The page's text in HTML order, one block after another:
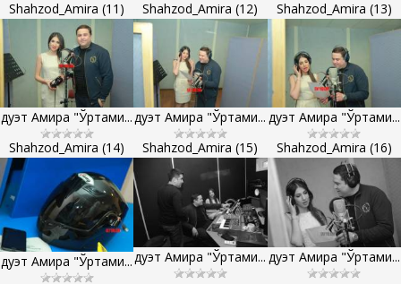
Shahzod_Amira (11)
дуэт Амира "Ўртами...
Shahzod_Amira (12)
дуэт Амира "Ўртами...
Shahzod_Amira (13)
дуэт Амира "Ўртами...
Shahzod_Amira (14)
дуэт Амира "Ўртами...
Shahzod_Amira (15)
дуэт Амира "Ўртами...
Shahzod_Amira (16)
дуэт Амира "Ўртами...